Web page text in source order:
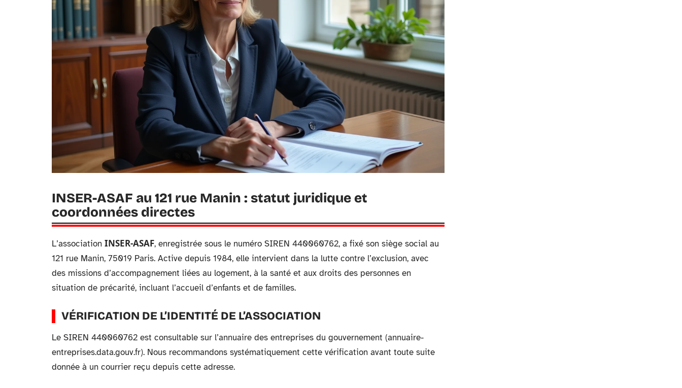
INSER-ASAF au 121 rue Manin : statut juridique et
coordonnées directes
L’association INSER-ASAF, enregistrée sous le numéro SIREN 440060762, a fixé son siège social au
121 rue Manin, 75019 Paris. Active depuis 1984, elle intervient dans la lutte contre l’exclusion, avec
des missions d’accompagnement liées au logement, à la santé et aux droits des personnes en
situation de précarité, incluant l’accueil d’enfants et de familles.
VÉRIFICATION DE L’IDENTITÉ DE L’ASSOCIATION
Le SIREN 440060762 est consultable sur l’annuaire des entreprises du gouvernement (annuaire-
entreprises.data.gouv.fr). Nous recommandons systématiquement cette vérification avant toute suite
donnée à un courrier reçu depuis cette adresse.